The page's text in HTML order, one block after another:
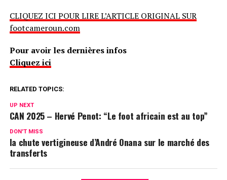
CLIQUEZ ICI POUR LIRE L’ARTICLE ORIGINAL SUR
footcameroun.com
Pour avoir les dernières infos
Cliquez ici
RELATED TOPICS:
UP NEXT
CAN 2025 – Hervé Penot: “Le foot africain est au top”
DON'T MISS
la chute vertigineuse d’André Onana sur le marché des
transferts